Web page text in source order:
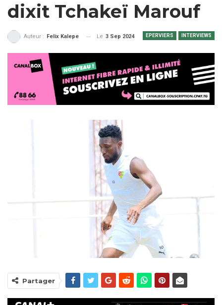
dixit Tchakeï Marouf
EPERVIERS INTERVIEWS
Auteur : Felix Kalepe Le 3 Sep 2024
Partager